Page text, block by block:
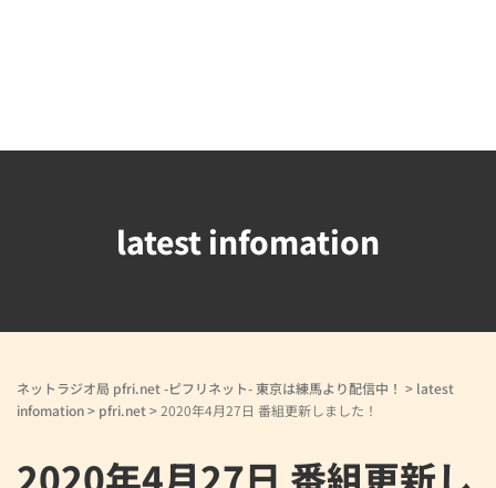
latest infomation
ネットラジオ局 pfri.net -ピフリネット- 東京は練馬より配信中！ > latest
infomation> pfri.net>2020年4月27日 番組更新しました！